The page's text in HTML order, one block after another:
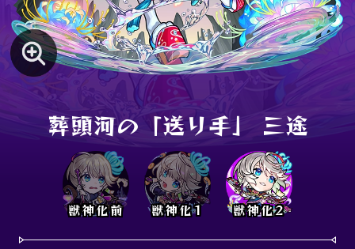
葬頭河の「送り手」 三途
獣神化前 獣神化1 獣神化2